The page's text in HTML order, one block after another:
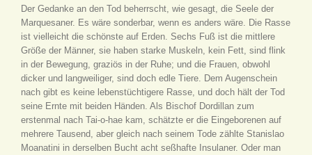
Der Gedanke an den Tod beherrscht, wie gesagt, die Seele der
Marquesaner. Es wäre sonderbar, wenn es anders wäre. Die Rasse
ist vielleicht die schönste auf Erden. Sechs Fuß ist die mittlere
Größe der Männer, sie haben starke Muskeln, kein Fett, sind flink
in der Bewegung, graziös in der Ruhe; und die Frauen, obwohl
dicker und langweiliger, sind doch edle Tiere. Dem Augenschein
nach gibt es keine lebenstüchtigere Rasse, und doch hält der Tod
seine Ernte mit beiden Händen. Als Bischof Dordillan zum
erstenmal nach Tai-o-hae kam, schätzte er die Eingeborenen auf
mehrere Tausend, aber gleich nach seinem Tode zählte Stanislao
Moanatini in derselben Bucht acht seßhafte Insulaner. Oder man